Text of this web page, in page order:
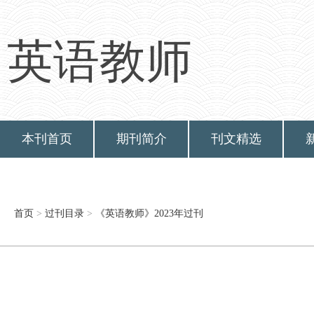
英语教师
本刊首页 期刊简介 刊文精选
首页 > 过刊目录 > 《英语教师》2023年过刊